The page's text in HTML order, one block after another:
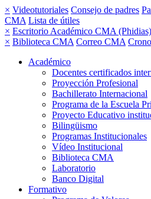
× Videotutoriales Consejo de padres
CMA Lista de útiles
× Escritorio Académico CMA (Phidias)
× Biblioteca CMA Correo CMA
Académico
Docentes certificados
Proyección Profesional
Bachillerato Internacional
Programa de la Escuela
Proyecto Educativo
Bilingüismo
Programas Institucionales
Vídeo Institucional
Biblioteca CMA
Laboratorio
Banco Digital
Formativo